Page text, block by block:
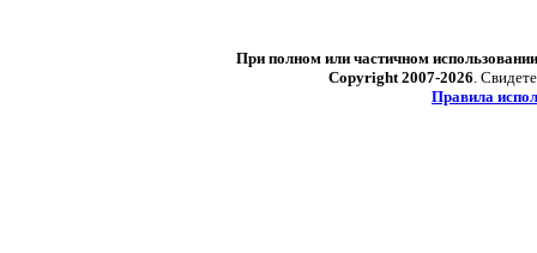
При полном или частичном
Copyright 2007-2026 .
Правила